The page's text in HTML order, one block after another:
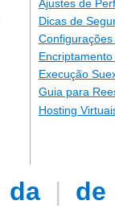
Ajustes de
Dicas de
Execução
Guia para
Hosting
da | de